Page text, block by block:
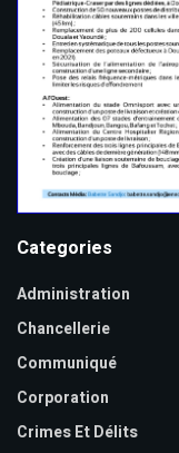
Categories
Administration
Chancellerie
Communiqué
Corporation
Crimes Et Délits